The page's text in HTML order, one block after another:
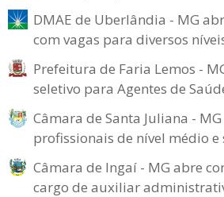
DMAE de Uberlândia - MG
com vagas para diversos
Prefeitura de Faria Lemos -
seletivo para Agentes de
Câmara de Santa Juliana -
profissionais de nível médio
Câmara de Ingaí - MG abre
cargo de auxiliar